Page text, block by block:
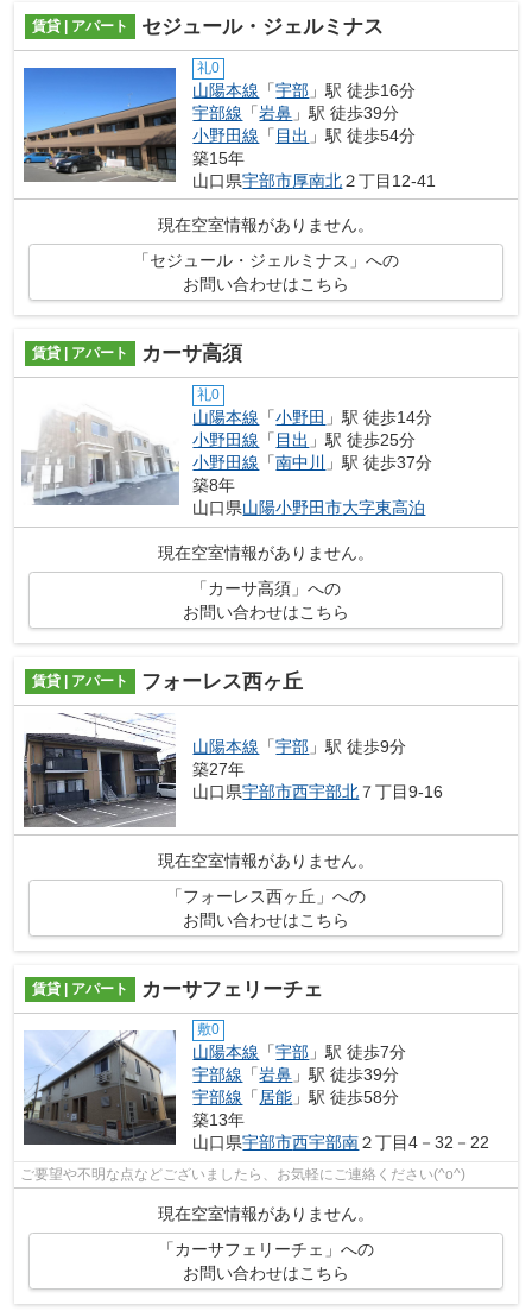
賃貸 | アパート セジュール・ジェルミナス
礼0
山陽本線 「宇部 」駅 徒歩16分
宇部線 「岩鼻 」駅 徒歩39分
小野田線 「目出 」駅 徒歩54分
築15年
山口県宇部市厚南北２丁目12-41
現在空室情報がありません。
「セジュール・ジェルミナス」への
お問い合わせはこちら
賃貸 | アパート カーサ高須
礼0
山陽本線 「小野田 」駅 徒歩14分
小野田線 「 目出 」駅 徒歩25分
小野田線 「南中川
」駅 徒歩37分
築8年
山口県山陽小野田市大字東高泊
現在空室情報がありません。
「カーサ高須」への
お問い合わせはこちら
賃貸 | アパート フォーレス西ヶ丘
山陽本線 「宇部 」駅 徒歩9分
築27年
山口県宇部市西宇部北 ７丁目9-16
現在空室情報がありません。
「フォーレス西ヶ丘」への
お問い合わせはこちら
賃貸 | アパート カーサフェリーチェ
敷0
山陽本線 「宇部 」駅 徒歩7分
宇部線 「岩鼻 」駅 徒歩39分
宇部線 「居能 」駅 徒歩58分
築13年
山口県宇部市西宇部南２丁目4－32－22
ご要望や不明な点などございましたら、お気軽にご連絡ください(^o^)
現在空室情報がありません。
「カーサフェリーチェ」への
お問い合わせはこちら